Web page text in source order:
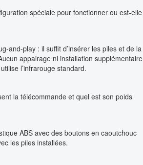
spéciale pour fonctionner ou est-elle
and-play : il suffit d’insérer les piles et de la
appairage ni installation supplémentaire
l’infrarouge standard.
la télécommande et quel est son poids
ABS avec des boutons en caoutchouc
les piles installées.